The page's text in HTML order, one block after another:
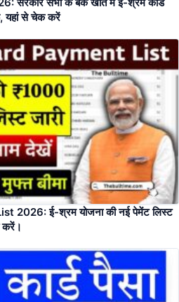
सरकार सभी के बैंक खाते में ई-श्रम कार्ड
यहां से चेक करें
2026: ई-श्रम योजना की नई पेमेंट लिस्ट
करें।